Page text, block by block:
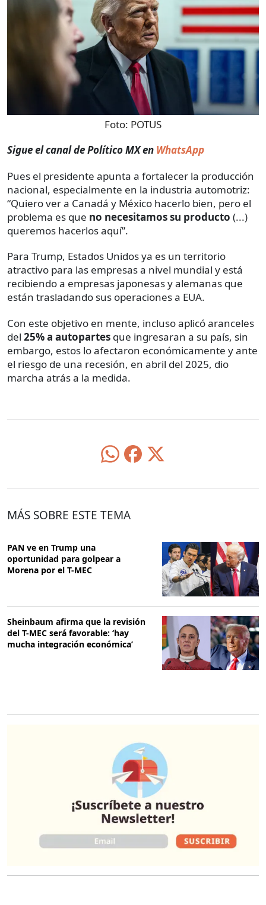
Foto: POTUS
Sigue el canal de Político MX en WhatsApp
Pues el presidente apunta a fortalecer la producción
nacional, especialmente en la industria automotriz:
“Quiero ver a Canadá y México hacerlo bien, pero el
problema es que no necesitamos su producto (...)
queremos hacerlos aquí”.
Para Trump, Estados Unidos ya es un territorio
atractivo para las empresas a nivel mundial y está
recibiendo a empresas japonesas y alemanas que
están trasladando sus operaciones a EUA.
Con este objetivo en mente, incluso aplicó aranceles
del 25% a autopartes que ingresaran a su país, sin
embargo, estos lo afectaron económicamente y ante
el riesgo de una recesión, en abril del 2025, dio
marcha atrás a la medida.
MÁS SOBRE ESTE TEMA
PAN ve en Trump una
oportunidad para golpear a
Morena por el T-MEC
Sheinbaum afirma que la revisión
del T-MEC será favorable: ‘hay
mucha integración económica’